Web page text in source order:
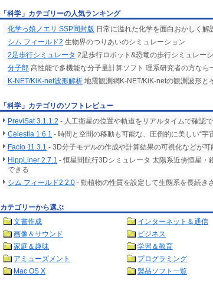
「科学」カテゴリーの人気ランキング
化学っ娘ノエリ SSP同封版 日常に溢れた化学を面白おかしく解
シム フィールド2 生物界のつりあいのシミュレーション
2足歩行シミュレータ 2足歩行ロボット&恐竜の歩行シミュレー
分子郎 高性能で多機能な分子量計算ソフト 理系研究者の方なら
K-NET/KiK-net波形解析 地震観測網K-NET/KiK-netの観測波形と
「科学」カテゴリのソフトレビュー
PreviSat 3.1.1.2 - 人工衛星の位置や軌道をリアルタイムで確認
Celestia 1.6.1 - 時間と空間の移動も可能な、圧倒的に美しい“宇
Facio 11.3.1 - 3D分子モデルの作成や計算結果の可視化などが
HippLiner 2.7.1 - 恒星間航行3Dシミュレータ 太陽系近傍恒星
できる
シム フィールド2 2.0 - 動植物の性質を設定して生態系を長続き
カテゴリーから選ぶ
文書作成
インターネット＆通信
画像＆サウンド
ビジネス
家庭＆趣味
学習＆教育
アミューズメント
プログラミング
Mac OS X
製品ソフト一覧